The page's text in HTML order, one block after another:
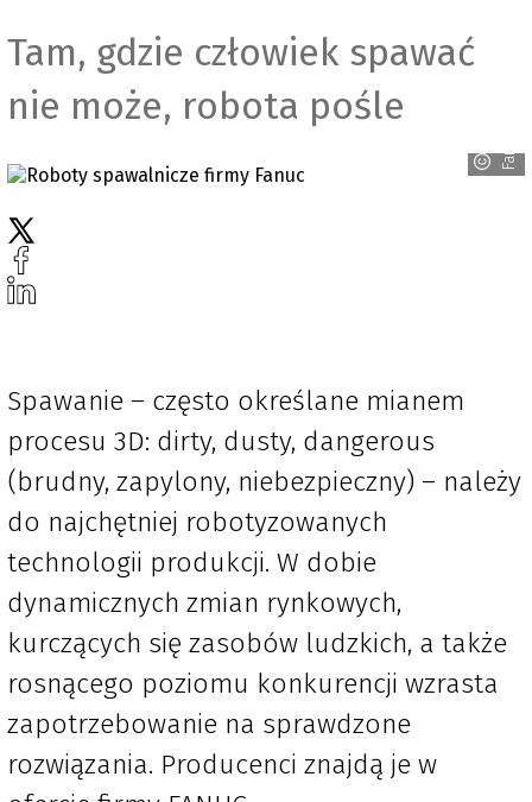
Tam, gdzie człowiek spawać
nie może, robota pośle
Fanuc
Spawanie – często określane mianem
procesu 3D: dirty, dusty, dangerous
(brudny, zapylony, niebezpieczny) – należy
do najchętniej robotyzowanych
technologii produkcji. W dobie
dynamicznych zmian rynkowych,
kurczących się zasobów ludzkich, a także
rosnącego poziomu konkurencji wzrasta
zapotrzebowanie na sprawdzone
rozwiązania. Producenci znajdą je w